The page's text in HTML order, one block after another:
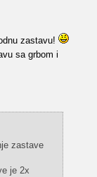
zastavu!
sa grbom i
zastave
je 2x